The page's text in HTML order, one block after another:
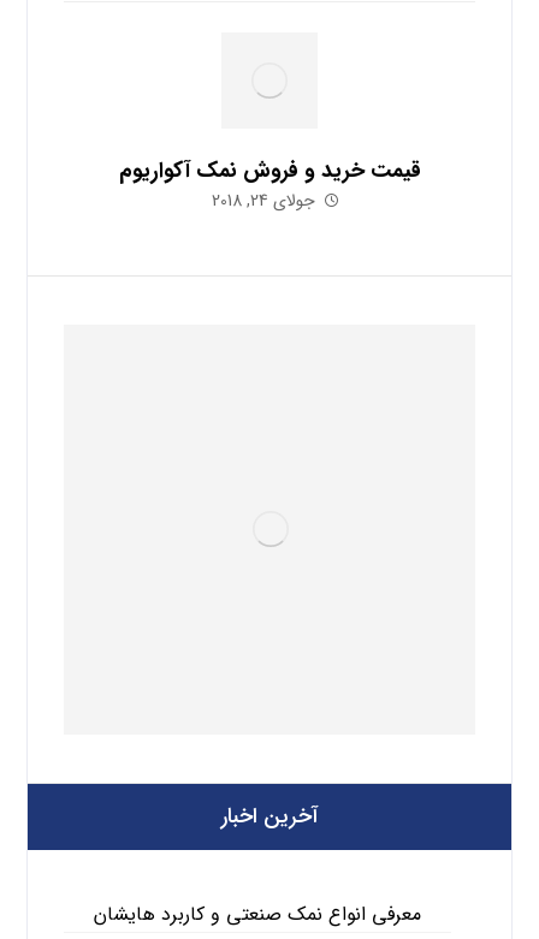
قیمت خرید و فروش نمک آکواریوم
جولای 24, 2018
آخرین اخبار
معرفی انواع نمک صنعتی و کاربرد هایشان